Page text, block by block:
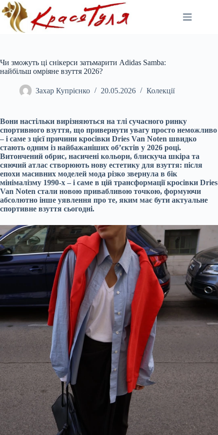
Перейти
до
вмісту
Чи зможуть ці снікерси затьмарити Adidas Samba:
найбільш омріяне взуття 2026?
Захар Купрієнко 20.05.2026 Колекції
Вони настільки вирізняються на тлі сучасного ринку
спортивного взуття, що привернути увагу просто неможливо
– і саме з цієї причини кросівки Dries Van Noten швидко
стають одним із найбажаніших об’єктів у 2026 році.
Витончений обрис, насичені кольори, блискуча шкіра та
сяючий атлас створюють нову естетику для взуття: після
епохи масивних моделей мода різко звернула в бік
мінімалізму 1990-х – і саме в цій трансформації кросівки Dries
Van Noten стали новою привабливою точкою, формуючи
абсолютно інше уявлення про те, яким має бути актуальне
спортивне взуття сьогодні.